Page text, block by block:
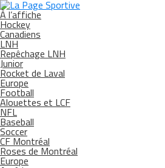
À l’affiche
Hockey
Canadiens
LNH
Repêchage LNH
Junior
Rocket de Laval
Europe
Football
Alouettes et LCF
NFL
Baseball
Soccer
CF Montréal
Roses de Montréal
Europe